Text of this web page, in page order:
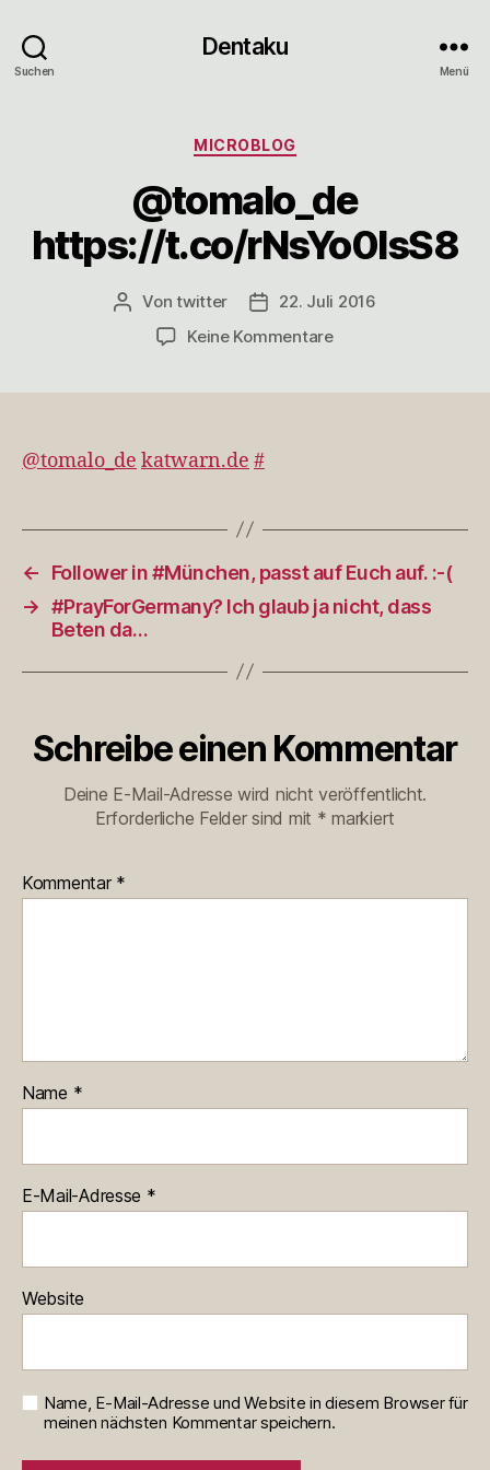
Suchen
Dentaku
Menü
Kategorien
MICROBLOG
@tomalo_de
https://t.co/rNsYo0IsS8
Beitragsautor
Vontwitter Veröffentlichungsdatum
22. Juli 2016
Keine Kommentarezu
@tomalo_de katwarn.de #
←
Follower in #München, passt auf Euch auf. :-(
→ #PrayForGermany? Ich glaub ja nicht, dass
Beten da…
Schreibe einen Kommentar
Deine E-Mail-Adresse wird nicht veröffentlicht.
Erforderliche Felder sind mit * markiert
Kommentar *
Name *
E-Mail-Adresse *
Website
Name, E-Mail-Adresse und Website in diesem Browser für
meinen nächsten Kommentar speichern.